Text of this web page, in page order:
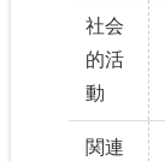
社会
的活
動
関連